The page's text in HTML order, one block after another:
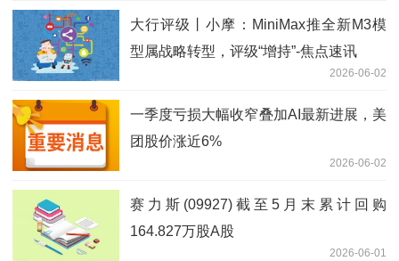
看点
大行评级丨小摩：MiniMax推全新M3模
型属战略转型，评级“增持”-焦点速讯
2026-06-02
一季度亏损大幅收窄叠加AI最新进展，美
团股价涨近6%
2026-06-02
赛力斯(09927)截至5月末累计回购
164.827万股A股
2026-06-01